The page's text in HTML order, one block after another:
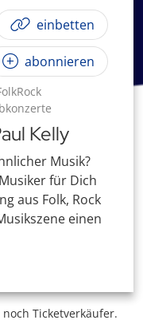
einbetten
abonnieren
Kelly
Musik?
für Dich
aus Folk, Rock
einen
Ticketverkäufer.